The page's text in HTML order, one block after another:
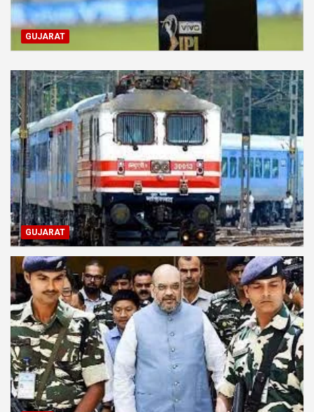
GUJARAT
GUJARAT